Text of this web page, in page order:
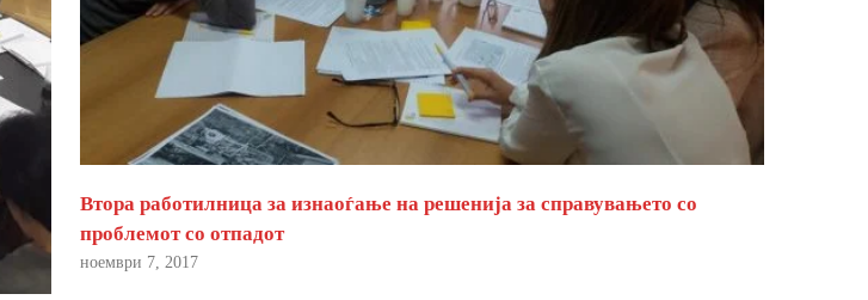
Втора работилница за изнаоѓање на решенија за справувањето со
проблемот со отпадот
ноември 7, 2017